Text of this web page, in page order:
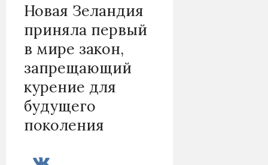
Новая Зеландия
приняла первый
в мире закон,
запрещающий
курение для
будущего
поколения